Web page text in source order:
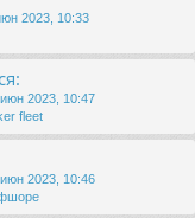
2023, 10:33
2023, 10:47
fleet
2023, 10:46